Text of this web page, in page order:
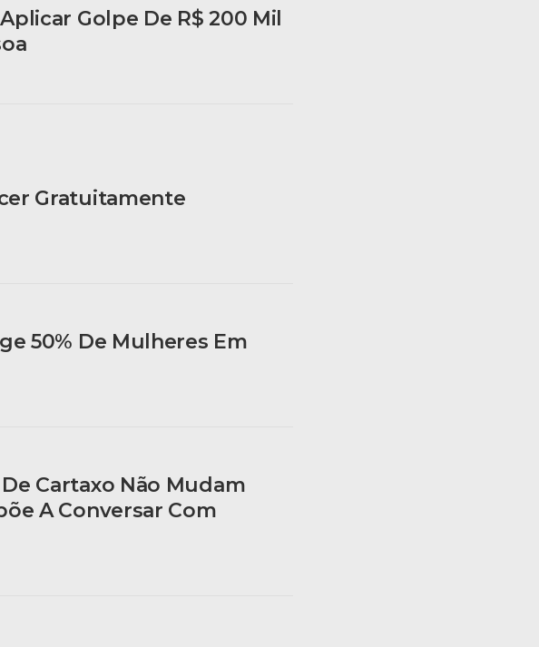
Golpe De R$ 200 Mil
Gratuitamente
50% De Mulheres Em
Cartaxo Não Mudam
A Conversar Com